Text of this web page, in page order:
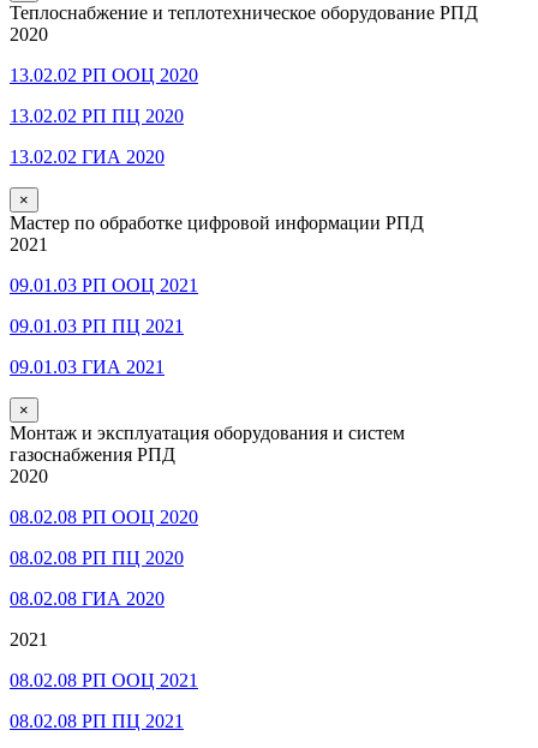
Теплоснабжение и теплотехническое оборудование РПД
2020
13.02.02 РП ООЦ 2020
13.02.02 РП ПЦ 2020
13.02.02 ГИА 2020
×
Мастер по обработке цифровой информации РПД
2021
09.01.03 РП ООЦ 2021
09.01.03 РП ПЦ 2021
09.01.03 ГИА 2021
×
Монтаж и эксплуатация оборудования и систем
газоснабжения РПД
2020
08.02.08 РП ООЦ 2020
08.02.08 РП ПЦ 2020
08.02.08 ГИА 2020
2021
08.02.08 РП ООЦ 2021
08.02.08 РП ПЦ 2021